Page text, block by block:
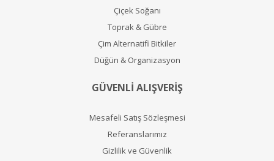
Çiçek Soğanı
Toprak & Gübre
Çim Alternatifi Bitkiler
Düğün & Organizasyon
GÜVENLİ ALIŞVERİŞ
Mesafeli Satış Sözleşmesi
Referanslarımız
Gizlilik ve Güvenlik